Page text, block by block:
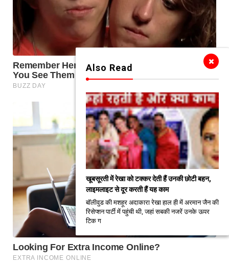
Also Read
खूबसूरती में रेखा को टक्कर देती हैं उनकी छोटी बहन,
लाइमलाइट से दूर करती हैं यह काम
बॉलीवुड की मशहूर अदाकारा रेखा हाल ही में अरमान जैन की
रिसेप्शन पार्टी में पहुंची थी, जहां सबकी नजरें उनके ऊपर
टिक ग